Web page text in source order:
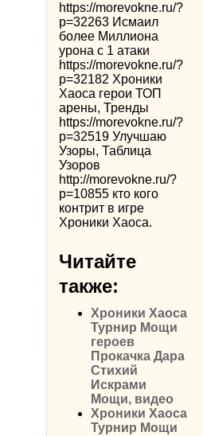
https://morevokne.ru/?
p=32263 Исмаил
более Миллиона
урона с 1 атаки
https://morevokne.ru/?
p=32182 Хроники
Хаоса герои ТОП
арены, Тренды
https://morevokne.ru/?
p=32519 Улучшаю
Узоры, Таблица
Узоров
http://morevokne.ru/?
p=10855 кто кого
контрит в игре
Хроники Хаоса.
Читайте
также:
Хроники Хаоса
Турнир Мощи
героев
Прокачка Дара
Стихий
Искрами
Мощи, видео
Хроники Хаоса
Турнир Мощи